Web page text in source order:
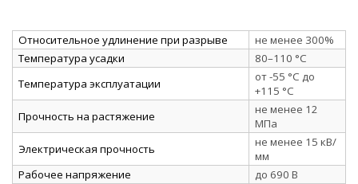
Относительное удлинение при разрыве
не менее 300%
Температура усадки
80–110 °C
Температура эксплуатации
от -55 °C до
+115 °C
Прочность на растяжение
не менее 12
МПа
Электрическая прочность
не менее 15 кВ/
мм
Рабочее напряжение
до 690 В